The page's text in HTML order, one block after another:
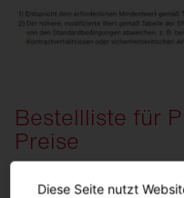
Bestellliste für
Preise
Diese Seite nutzt